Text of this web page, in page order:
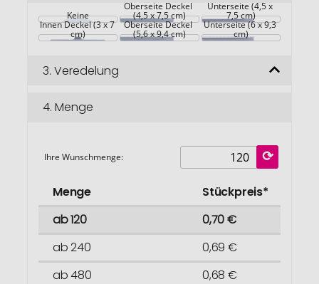
Keine
Oberseite Deckel
(4,5 x 7,5 cm)
Unterseite (4,5 x
7,5 cm)
Innen Deckel (3 x 7
cm)
Oberseite Deckel
(5,6 x 9,4 cm)
Unterseite (6 x 9,3
cm)
3. Veredelung
4. Menge
Ihre Wunschmenge:
Menge
Stückpreis*
ab 120
0,70 €
ab 240
0,69 €
ab 480
0,68 €